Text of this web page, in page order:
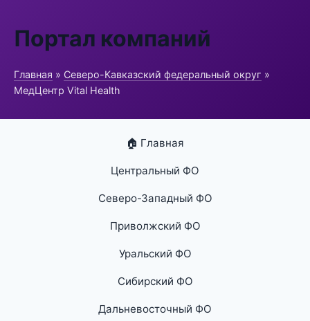
Портал компаний
Главная » Северо-Кавказский федеральный округ »
МедЦентр Vital Health
🏠 Главная
Центральный ФО
Северо-Западный ФО
Приволжский ФО
Уральский ФО
Сибирский ФО
Дальневосточный ФО